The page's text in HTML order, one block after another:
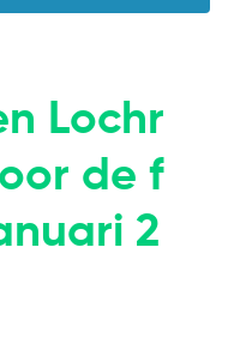
Lochr
de f
2